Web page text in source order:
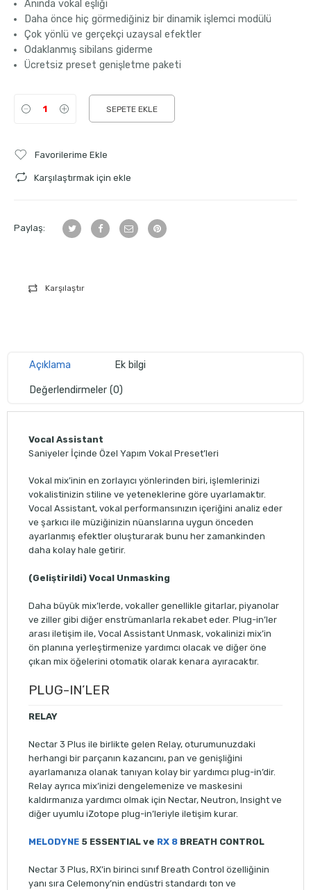
Anında vokal eşliği
Daha önce hiç görmediğiniz bir dinamik işlemci modülü
Çok yönlü ve gerçekçi uzaysal efektler
Odaklanmış sibilans giderme
Ücretsiz preset genişletme paketi
SEPETE EKLE
Favorilerime Ekle
Karşılaştırmak için ekle
Paylaş:
Karşılaştır
Açıklama Ek bilgi
Değerlendirmeler (0)
Vocal Assistant
Saniyeler İçinde Özel Yapım Vokal Preset’leri
Vokal mix’inin en zorlayıcı yönlerinden biri, işlemlerinizi
vokalistinizin stiline ve yeteneklerine göre uyarlamaktır.
Vocal Assistant, vokal performansınızın içeriğini analiz eder
ve şarkıcı ile müziğinizin nüanslarına uygun önceden
ayarlanmış efektler oluşturarak bunu her zamankinden
daha kolay hale getirir.
(Geliştirildi) Vocal Unmasking
Daha büyük mix’lerde, vokaller genellikle gitarlar, piyanolar
ve ziller gibi diğer enstrümanlarla rekabet eder. Plug-in’ler
arası iletişim ile, Vocal Assistant Unmask, vokalinizi mix’in
ön planına yerleştirmenize yardımcı olacak ve diğer öne
çıkan mix öğelerini otomatik olarak kenara ayıracaktır.
PLUG-IN’LER
RELAY
Nectar 3 Plus ile birlikte gelen Relay, oturumunuzdaki
herhangi bir parçanın kazancını, pan ve genişliğini
ayarlamanıza olanak tanıyan kolay bir yardımcı plug-in’dir.
Relay ayrıca mix’inizi dengelemenize ve maskesini
kaldırmanıza yardımcı olmak için Nectar, Neutron, Insight ve
diğer uyumlu iZotope plug-in’leriyle iletişim kurar.
MELODYNE5 ESSENTIAL ve RX 8BREATH CONTROL
Nectar 3 Plus, RX’in birinci sınıf Breath Control özelliğinin
yanı sıra Celemony’nin endüstri standardı ton ve